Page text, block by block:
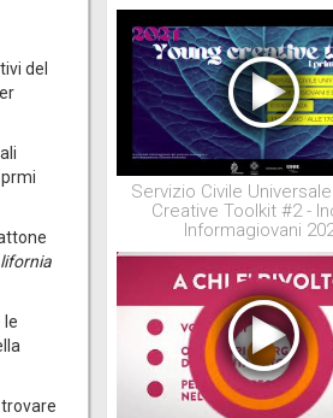
del
le
Servizio Civile
Creative Toolkit #2 -
Informagiovani